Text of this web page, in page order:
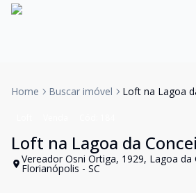
Home Buscar imóvel Loft na Lagoa
Loft na Lagoa da
Vereador Osni Ortiga, 1929, Lagoa da
Florianópolis - SC